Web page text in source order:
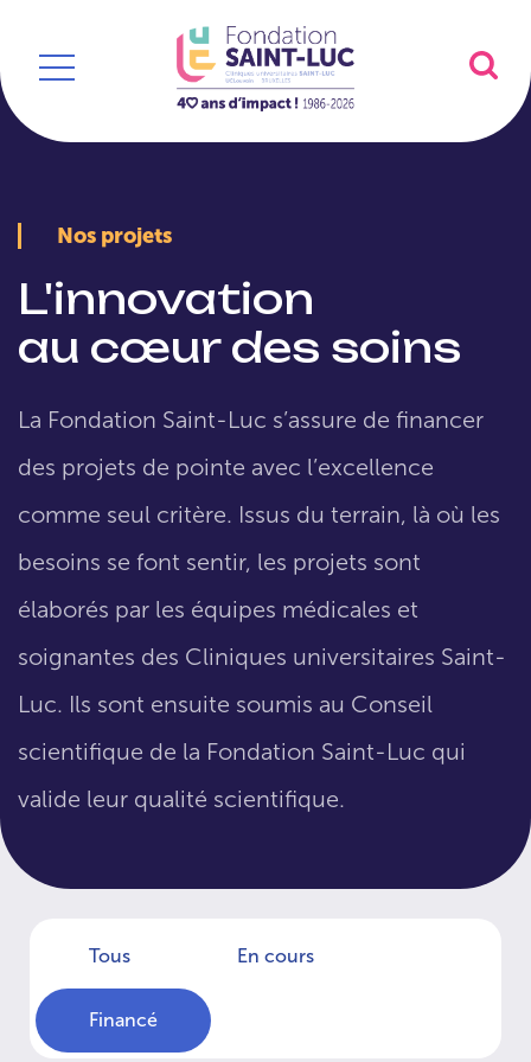
Nos projets
L'innovation
au cœur des soins
La Fondation Saint-Luc s’assure de financer
des projets de pointe avec l’excellence
comme seul critère. Issus du terrain, là où les
besoins se font sentir, les projets sont
élaborés par les équipes médicales et
soignantes des Cliniques universitaires Saint-
Luc. Ils sont ensuite soumis au Conseil
scientifique de la Fondation Saint-Luc qui
valide leur qualité scientifique.
Tous En cours
Financé